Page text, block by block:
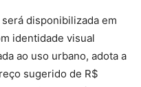
disponibilizada em
identidade visual
ao uso urbano, adota a
sugerido de R$